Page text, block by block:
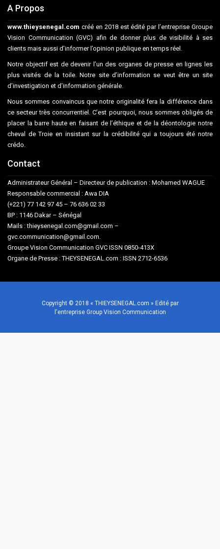
A Propos
www.thieysenegal.com créé en 2018 est édité par l’entreprise Groupe
Vision Communication (GVC) afin de donner plus de visibilité à ses
clients mais aussi d’informer l’opinion publique en temps réel.
Notre objectif est de devenir l’un des organes de presse en lignes les
plus visités de la toile. Notre site d’information se veut être un site
d’investigation et d’information générale.
Nous sommes convaincus que notre originalité fera la différence dans
ce secteur très concurrentiel. C’est pourquoi, nous sommes obligés de
placer la barre haute en faisant de l’éthique et de la déontologie notre
cheval de Troie en insistant sur la crédibilité qui a toujours été notre
crédo.
Contact
Administrateur Général – Directeur de publication : Mohamed WAGUE
Responsable commercial : Awa DIA
(+221) 77 142 97 45 – 76 636 02 33
BP : 1146 Dakar – Sénégal
Mails : thieysenegal.com@gmail.com –
gvc.communication@gmail.com.
Groupe Vision Communication GVC ISSN 0850-413X
Organe de Presse : THEYSENEGAL.com : ISSN 2712-6536
Copyright © 2018 « THIEYSENEGAL.com » Edité par
l'entreprise Group Vision Communication